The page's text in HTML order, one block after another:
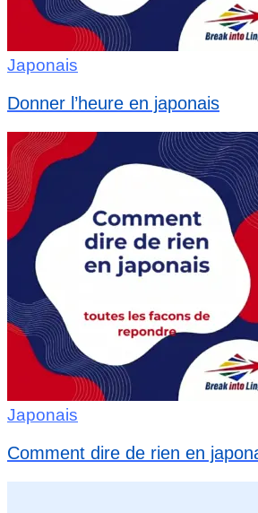
Japonais
Donner l’heure en japonais
Japonais
Comment dire de rien en